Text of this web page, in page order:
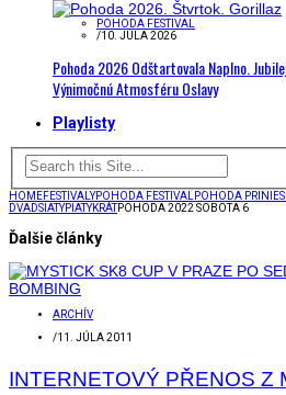
POHODA FESTIVAL
/10. JÚLA 2026
Pohoda 2026 Odštartovala Naplno.
Výnimočnú Atmosféru Oslavy
Playlisty
HOMEFESTIVALYPOHODA FESTIVAL
POHODA
DVADSIATYPIATYKRÁTPOHODA 2022 SOBOTA 6
Ďalšie články
ARCHÍV
/11. JÚLA 2011
INTERNETOVÝ PŘENOS Z